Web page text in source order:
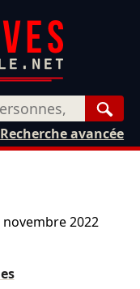
Recherche avancée
novembre 2022